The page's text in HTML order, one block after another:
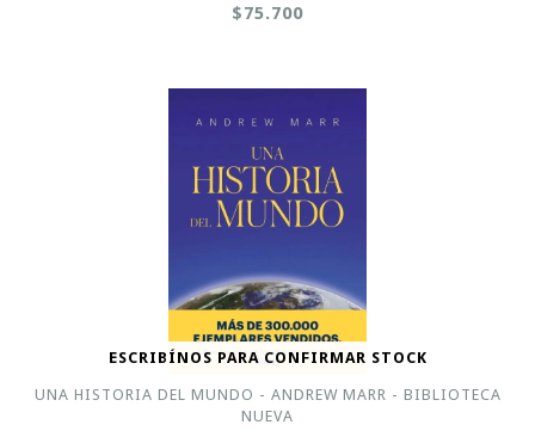
$75.700
ESCRIBÍNOS PARA CONFIRMAR STOCK
UNA HISTORIA DEL MUNDO - ANDREW MARR - BIBLIOTECA
NUEVA